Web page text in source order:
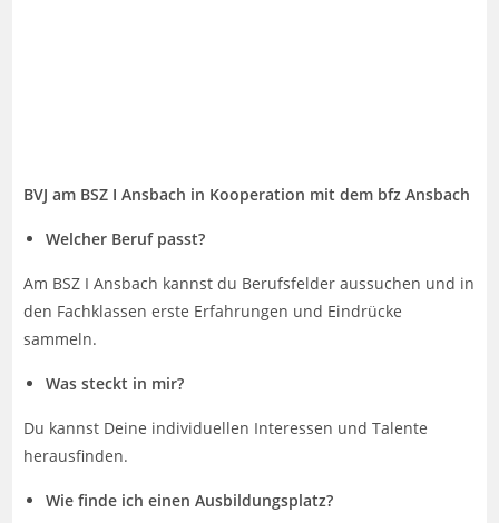
BVJ am BSZ I Ansbach in Kooperation mit dem bfz Ansbach
Welcher Beruf passt?
Am BSZ I Ansbach kannst du Berufsfelder aussuchen und in
den Fachklassen erste Erfahrungen und Eindrücke
sammeln.
Was steckt in mir?
Du kannst Deine individuellen Interessen und Talente
herausfinden.
Wie finde ich einen Ausbildungsplatz?